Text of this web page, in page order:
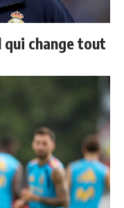
qui change tout